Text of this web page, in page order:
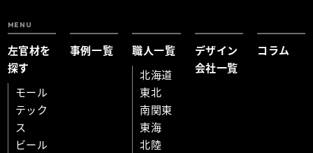
MENU
左官材を
探す
モール
テック
ス
ビール
事例一覧
職人一覧
北海道
東北
南関東
東海
北陸
デザイン
会社一覧
コラム